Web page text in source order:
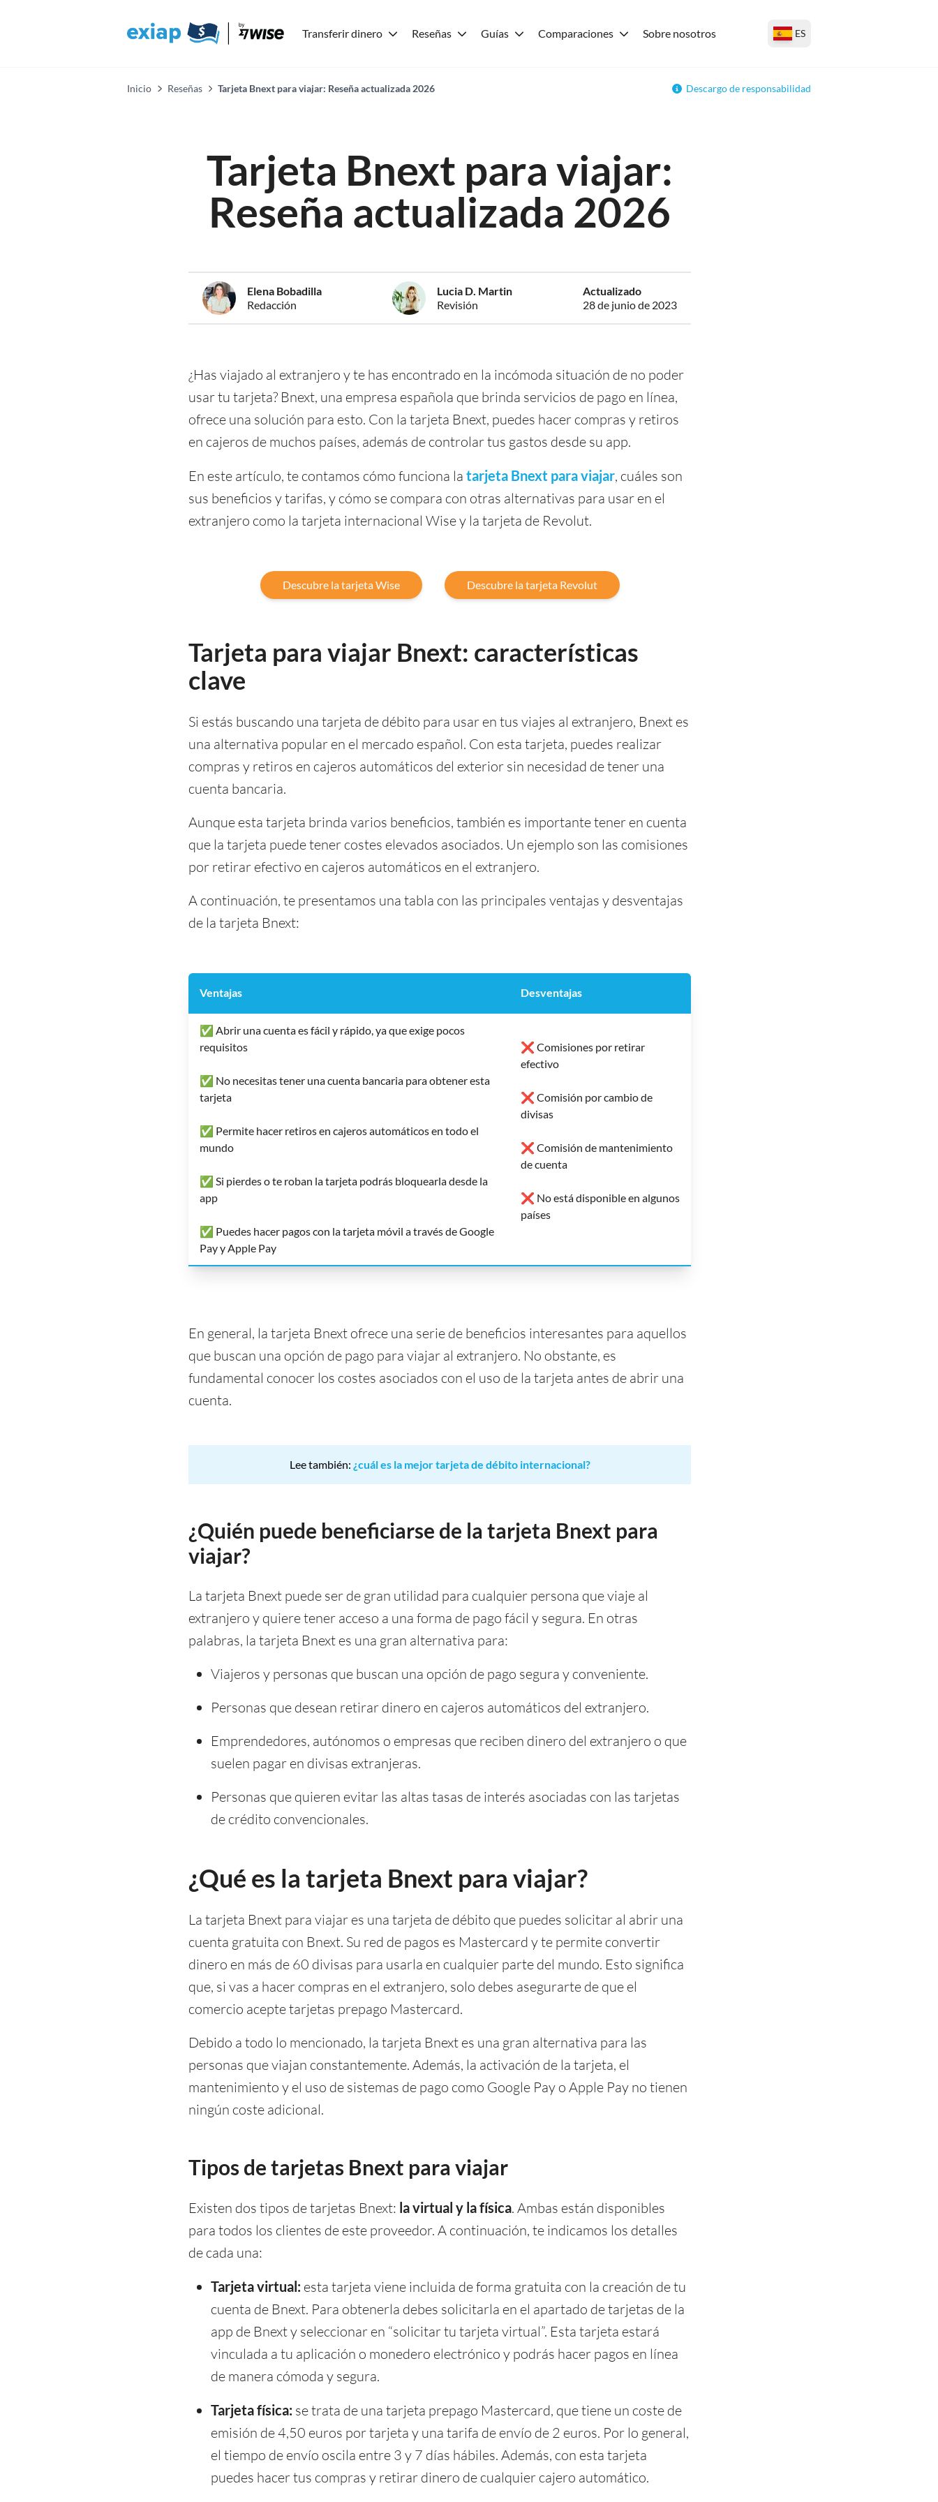
Transferir dinero Reseñas Guías Comparaciones Sobre nosotros ES
Inicio Reseñas Tarjeta Bnext para viajar: Reseña actualizada 2026 Descargo de responsabilidad
Tarjeta Bnext para viajar:
Reseña actualizada 2026
Elena Bobadilla
Redacción
Lucia D. Martin
Revisión
Actualizado
28 de junio de 2023
¿Has viajado al extranjero y te has encontrado en la incómoda situación de no poder
usar tu tarjeta? Bnext, una empresa española que brinda servicios de pago en línea,
ofrece una solución para esto. Con la tarjeta Bnext, puedes hacer compras y retiros
en cajeros de muchos países, además de controlar tus gastos desde su app.
En este artículo, te contamos cómo funciona la tarjeta Bnext para viajar, cuáles son
sus beneficios y tarifas, y cómo se compara con otras alternativas para usar en el
extranjero como la tarjeta internacional Wise y la tarjeta de Revolut.
Descubre la tarjeta Wise Descubre la tarjeta Revolut
Tarjeta para viajar Bnext: características
clave
Si estás buscando una tarjeta de débito para usar en tus viajes al extranjero, Bnext es
una alternativa popular en el mercado español. Con esta tarjeta, puedes realizar
compras y retiros en cajeros automáticos del exterior sin necesidad de tener una
cuenta bancaria.
Aunque esta tarjeta brinda varios beneficios, también es importante tener en cuenta
que la tarjeta puede tener costes elevados asociados. Un ejemplo son las comisiones
por retirar efectivo en cajeros automáticos en el extranjero.
A continuación, te presentamos una tabla con las principales ventajas y desventajas
de la tarjeta Bnext:
Ventajas Desventajas
✅ Abrir una cuenta es fácil y rápido, ya que exige pocos
requisitos
✅ No necesitas tener una cuenta bancaria para obtener esta
tarjeta
✅ Permite hacer retiros en cajeros automáticos en todo el
mundo
✅ Si pierdes o te roban la tarjeta podrás bloquearla desde la
app
✅ Puedes hacer pagos con la tarjeta móvil a través de Google
Pay y Apple Pay
❌ Comisiones por retirar
efectivo
❌ Comisión por cambio de
divisas
❌ Comisión de mantenimiento
de cuenta
❌ No está disponible en algunos
países
En general, la tarjeta Bnext ofrece una serie de beneficios interesantes para aquellos
que buscan una opción de pago para viajar al extranjero. No obstante, es
fundamental conocer los costes asociados con el uso de la tarjeta antes de abrir una
cuenta.
Lee también: ¿cuál es la mejor tarjeta de débito internacional?
¿Quién puede beneficiarse de la tarjeta Bnext para
viajar?
La tarjeta Bnext puede ser de gran utilidad para cualquier persona que viaje al
extranjero y quiere tener acceso a una forma de pago fácil y segura. En otras
palabras, la tarjeta Bnext es una gran alternativa para:
Viajeros y personas que buscan una opción de pago segura y conveniente.
Personas que desean retirar dinero en cajeros automáticos del extranjero.
Emprendedores, autónomos o empresas que reciben dinero del extranjero o que
suelen pagar en divisas extranjeras.
Personas que quieren evitar las altas tasas de interés asociadas con las tarjetas
de crédito convencionales.
¿Qué es la tarjeta Bnext para viajar?
La tarjeta Bnext para viajar es una tarjeta de débito que puedes solicitar al abrir una
cuenta gratuita con Bnext. Su red de pagos es Mastercard y te permite convertir
dinero en más de 60 divisas para usarla en cualquier parte del mundo. Esto significa
que, si vas a hacer compras en el extranjero, solo debes asegurarte de que el
comercio acepte tarjetas prepago Mastercard.
Debido a todo lo mencionado, la tarjeta Bnext es una gran alternativa para las
personas que viajan constantemente. Además, la activación de la tarjeta, el
mantenimiento y el uso de sistemas de pago como Google Pay o Apple Pay no tienen
ningún coste adicional.
Tipos de tarjetas Bnext para viajar
Existen dos tipos de tarjetas Bnext: la virtual y la física. Ambas están disponibles
para todos los clientes de este proveedor. A continuación, te indicamos los detalles
de cada una:
Tarjeta virtual: esta tarjeta viene incluida de forma gratuita con la creación de tu
cuenta de Bnext. Para obtenerla debes solicitarla en el apartado de tarjetas de la
app de Bnext y seleccionar en “solicitar tu tarjeta virtual”. Esta tarjeta estará
vinculada a tu aplicación o monedero electrónico y podrás hacer pagos en línea
de manera cómoda y segura.
Tarjeta física: se trata de una tarjeta prepago Mastercard, que tiene un coste de
emisión de 4,50 euros por tarjeta y una tarifa de envío de 2 euros. Por lo general,
el tiempo de envío oscila entre 3 y 7 días hábiles. Además, con esta tarjeta
puedes hacer tus compras y retirar dinero de cualquier cajero automático.